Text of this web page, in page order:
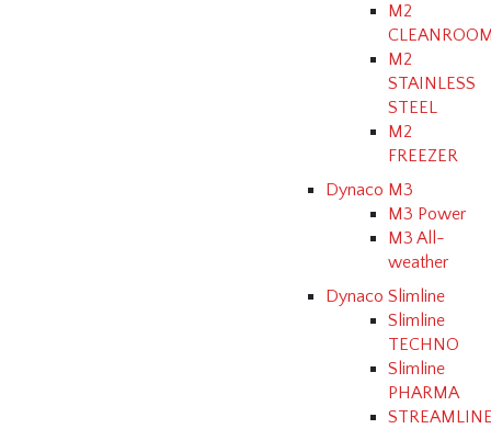
M2
M2
STAINLESS
STEEL
M2
FREEZER
Dynaco M3
M3 Power
M3 All-
weather
Dynaco Slimline
Slimline
TECHNO
Slimline
PHARMA